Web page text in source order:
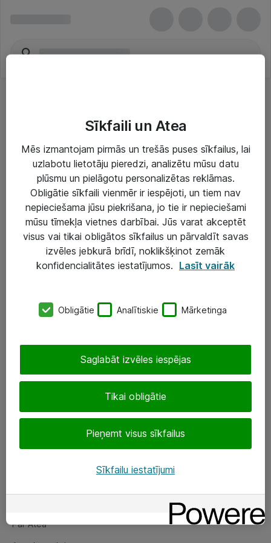
Risinājumi & Pakalpojumi
IT serviss un atbalsts
IT infrastruktūra
Darba vietu IT risinājumi
Serveri un datu centri
SIA „ATEA”
eShop@atea.lv
Sekojiet mums
Par Atea
Par Atea
Sīkfaili un Atea
Mēs izmantojam pirmās un trešās puses sīkfailus, lai
uzlabotu lietotāju pieredzi, analizētu mūsu datu
plūsmu un pielāgotu personalizētas reklāmas.
Obligātie sīkfaili vienmēr ir iespējoti, un tiem nav
nepieciešama jūsu piekrišana, jo tie ir nepieciešami
mūsu tīmekļa vietnes darbībai. Jūs varat akceptēt
visus vai tikai obligātos sīkfailus un pārvaldīt savas
izvēles jebkurā brīdī, noklikšķinot zemāk
konfidencialitātes iestatījumos. Lasīt vairāk
Obligātie Analītiskie Mārketinga
Tikai obligātie
Pieņemt visus sīkfailus
Saglabāt izvēles iespējas
Sīkfailu iestatījumi